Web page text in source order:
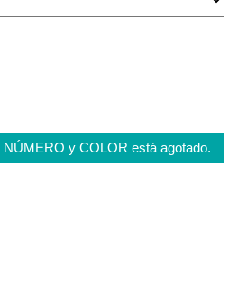
y COLOR está agotado.